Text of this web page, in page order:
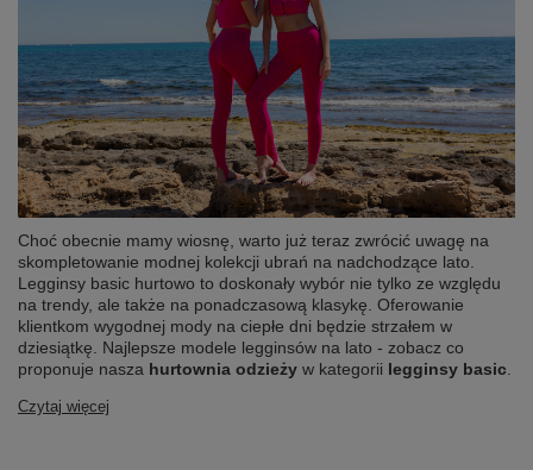
Choć obecnie mamy wiosnę, warto już teraz zwrócić uwagę na
skompletowanie modnej kolekcji ubrań na nadchodzące lato.
Legginsy basic hurtowo to doskonały wybór nie tylko ze względu
na trendy, ale także na ponadczasową klasykę. Oferowanie
klientkom wygodnej mody na ciepłe dni będzie strzałem w
dziesiątkę. Najlepsze modele legginsów na lato - zobacz co
proponuje nasza hurtownia odzieży w kategorii legginsy basic
Czytaj więcej